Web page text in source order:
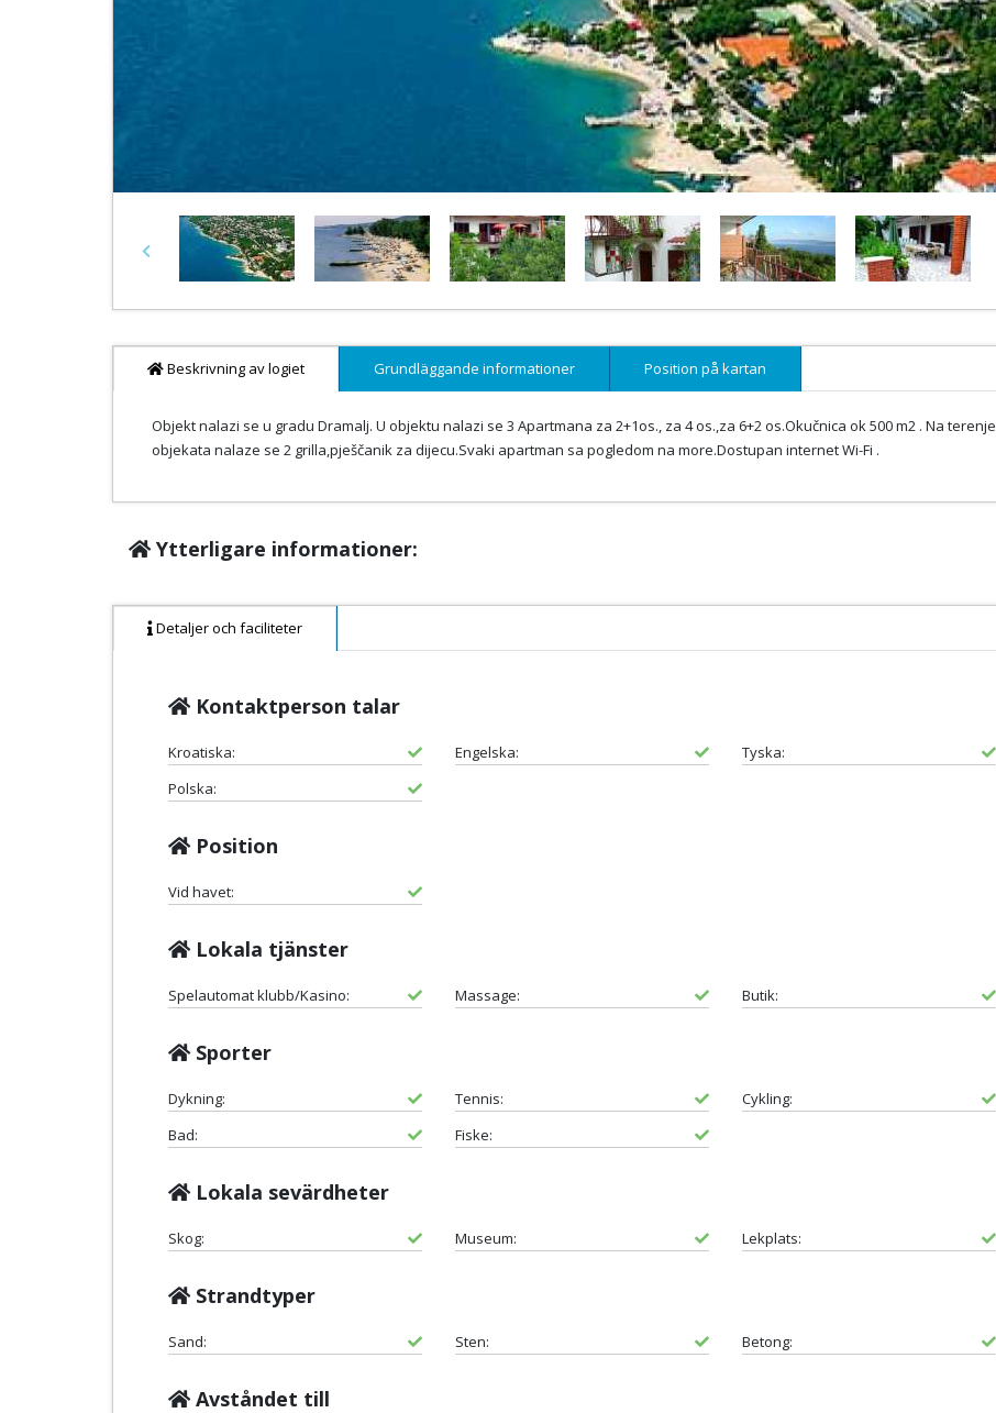
Previous
Beskrivning av logiet Grundläggande informationer Position på kartan
Objekt nalazi se u gradu Dramalj. U objektu nalazi se 3 Apartmana za 2+1os., za 4 os.,za 6+2 os.Okučnica ok 500 m2 . Na terenje
objekata nalaze se 2 grilla,pješčanik za dijecu.Svaki apartman sa pogledom na more.Dostupan internet Wi-Fi .
Ytterligare informationer:
Detaljer och faciliteter
Kontaktperson talar
Kroatiska: Engelska:
Tyska:
Polska:
Position
Vid havet:
Lokala tjänster
Spelautomat klubb/Kasino: Massage: Butik:
Sporter
Dykning: Tennis:
Cykling:
Bad:
Fiske:
Lokala sevärdheter
Skog: Museum: Lekplats:
Strandtyper
Sand: Sten: Betong:
Avståndet till